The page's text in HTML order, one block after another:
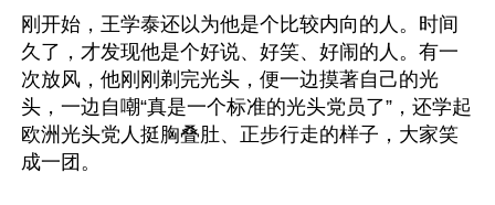
刚开始，王学泰还以为他是个比较内向的人。时间
久了，才发现他是个好说、好笑、好闹的人。有一
次放风，他刚刚剃完光头，便一边摸著自己的光
头，一边自嘲“真是一个标准的光头党员了”，还学起
欧洲光头党人挺胸叠肚、正步行走的样子，大家笑
成一团。